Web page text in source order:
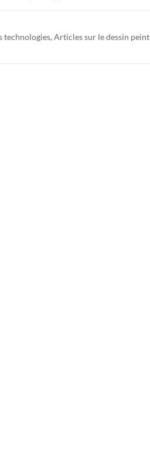
technologies, Articles sur le dessin